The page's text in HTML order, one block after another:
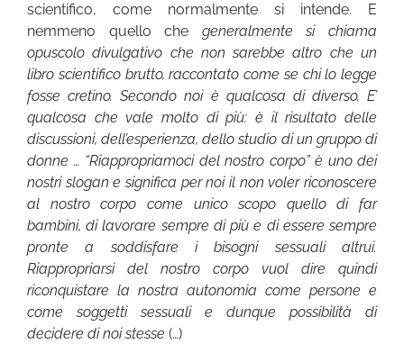
scientifico, come normalmente si intende. E
nemmeno quello che generalmente si chiama
opuscolo divulgativo che non sarebbe altro che un
libro scientifico brutto, raccontato come se chi lo legge
fosse cretino. Secondo noi è qualcosa di diverso. E’
qualcosa che vale molto di più: è il risultato delle
discussioni, dell’esperienza, dello studio di un gruppo di
donne … “Riappropriamoci del nostro corpo” è uno dei
nostri slogan e significa per noi il non voler riconoscere
al nostro corpo come unico scopo quello di far
bambini, di lavorare sempre di più e di essere sempre
pronte a soddisfare i bisogni sessuali altrui.
Riappropriarsi del nostro corpo vuol dire quindi
riconquistare la nostra autonomia come persone e
come soggetti sessuali e dunque possibilità di
decidere di noi stesse (…)